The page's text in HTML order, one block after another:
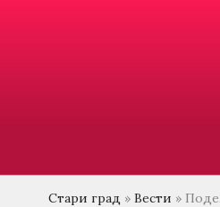
Стари град » Вести »